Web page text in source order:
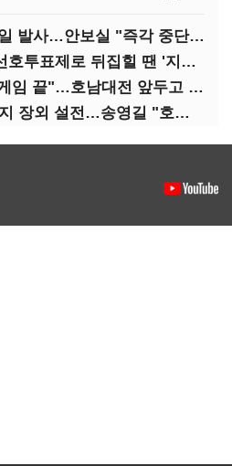
북, 단거리 탄도미사일 발사…안보실 "즉각 중단 촉구"
문제는 전대 이후…선호투표제로 뒤집힐 땐 '지지층 불복'
"1차 투표서 과반" "게임 끝"…호남대전 앞두고 '충돌'
김민석·정청래, 신천지 장외 설전…송영길 "호남 계몽 규탄"